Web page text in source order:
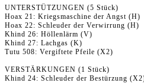
UNTERSTÜTZUNGEN (5 Stück)
Hoax 21: Kriegsmaschine der Angst (H)
Hoax 22: Schleuder der Verwirrung (H)
Khind 26: Höllenlärm (V)
Khind 27: Lachgas (K)
Tutu 508: Vergiftete Pfeile (X2)
VERSTÄRKUNGEN (1 Stück)
Khind 24: Schleuder der Bestürzung